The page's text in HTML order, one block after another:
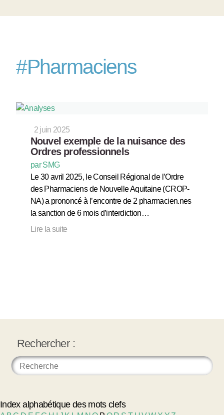
#Pharmaciens
2 juin 2025
Nouvel exemple de la nuisance des
Ordres professionnels
par SMG
Le 30 avril 2025, le Conseil Régional de l’Ordre
des Pharmaciens de Nouvelle Aquitaine (CROP-
NA) a prononcé à l’encontre de 2 pharmacien.nes
la sanction de 6 mois d’interdiction…
Lire la suite
Rechercher :
Index alphabétique des mots clefs